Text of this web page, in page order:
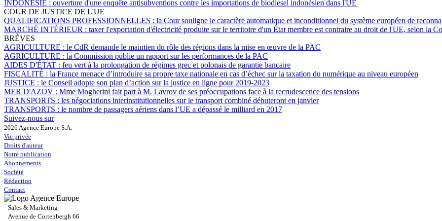
INDONÉSIE : ouverture d'une enquête antisubventions contre les importations de biodiesel indonésien dans l'UE
COUR DE JUSTICE DE L'UE
QUALIFICATIONS PROFESSIONNELLES : la Cour souligne le caractère automatique et inconditionnel du système européen de
MARCHÉ INTÉRIEUR : taxer l'exportation d'électricité produite sur le territoire d'un État membre est contraire au droit de l'UE, selon la
BRÈVES
AGRICULTURE : le CdR demande le maintien du rôle des régions dans la mise en œuvre de la PAC
AGRICULTURE : la Commission publie un rapport sur les performances de la PAC
AIDES D'ÉTAT : feu vert à la prolongation de régimes grec et polonais de garantie bancaire
FISCALITÉ : la France menace d’introduire sa propre taxe nationale en cas d’échec sur la taxation du numérique au niveau européen
JUSTICE : le Conseil adopte son plan d’action sur la justice en ligne pour 2019-2023
MER D'AZOV : Mme Mogherini fait part à M. Lavrov de ses préoccupations face à la recrudescence des tensions
TRANSPORTS : les négociations interinstitutionnelles sur le transport combiné débuteront en janvier
TRANSPORTS : le nombre de passagers aériens dans l’UE a dépassé le milliard en 2017
Suivez-nous sur
2026 Agence Europe S.A.
Vie privée
Droits d'auteur
Notre publication
Abonnements
Société
Rédaction
Contact
Sales & Marketing
Avenue de Cortenbergh 66